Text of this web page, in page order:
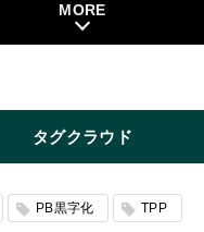
MORE
タグクラウド
PB黒字化 TPP